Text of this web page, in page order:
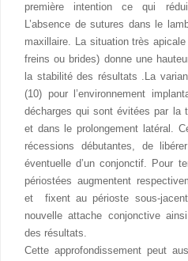
première intention ce qui
L’absence de sutures dans le
maxillaire. La situation très
freins ou brides) donne une
la stabilité des résultats .La
(10) pour l’environnement
décharges qui sont évitées par la
et dans le prolongement latéral.
récessions débutantes, de
éventuelle d’un conjonctif. Pour
périostées augmentent
et fixent au périoste sous-
nouvelle attache conjonctive
des résultats.
Cette approfondissement peut